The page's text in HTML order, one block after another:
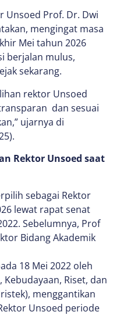
Unsoed Prof. Dr. Dwi
mengingat masa
Mei tahun 2026
berjalan mulus,
sekarang.
rektor Unsoed
dan sesuai
ujarnya di
Rektor Unsoed saat
sebagai Rektor
lewat rapat senat
Sebelumnya, Prof
Bidang Akademik
18 Mei 2022 oleh
Riset, dan
menggantikan
Unsoed periode